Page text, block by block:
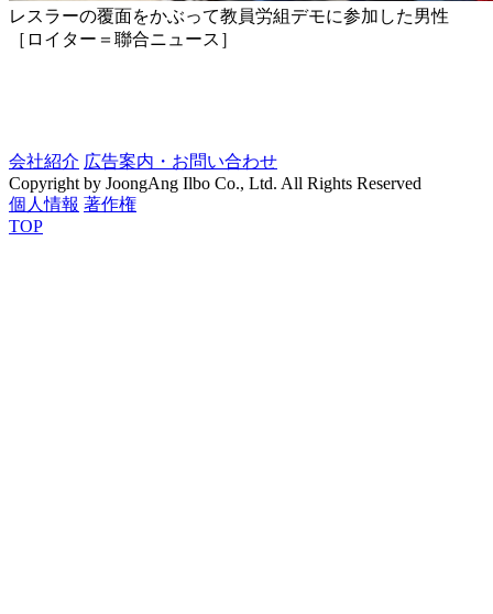
レスラーの覆面をかぶって教員労組デモに参加した男性
［ロイター＝聯合ニュース］
会社紹介 広告案内・お問い合わせ
Copyright by JoongAng Ilbo Co., Ltd. All Rights Reserved
個人情報 著作権
TOP